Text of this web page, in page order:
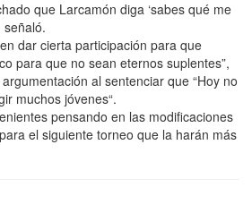
que Larcamón diga ‘sabes qué me
señaló.
dar cierta participación para que
para que no sean eternos suplentes”,
al sentenciar que “Hoy no
muchos jóvenes“.
pensando en las modificaciones
el siguiente torneo que la harán más